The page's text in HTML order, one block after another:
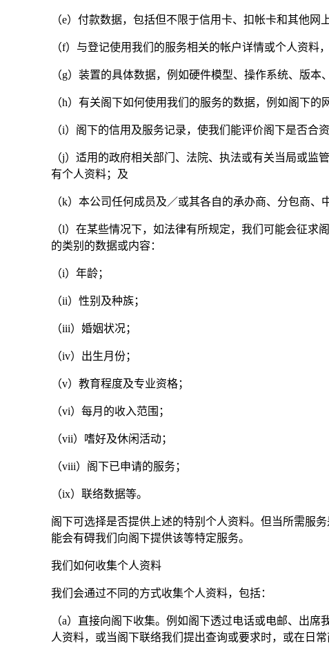
（e）付款数据，包括但不限于信用卡、扣帐卡和其他网
（f）与登记使用我们的服务相关的帐户详情或个人资料
（g）装置的具体数据，例如硬件模型、操作系统、版
（h）有关阁下如何使用我们的服务的数据，例如阁下
（i）阁下的信用及服务记录，使我们能评价阁下是否合
（j）适用的政府相关部门、法院、执法或有关当局或
有个人资料；及
（k）本公司任何成员及／或其各自的承办商、分包商
（l）在某些情况下，如法律有所规定，我们可能会征
的类别的数据或内容：
（i）年龄；
（ii）性别及种族；
（iii）婚姻状况；
（iv）出生月份；
（v）教育程度及专业资格；
（vi）每月的收入范围；
（vii）嗜好及休闲活动；
（viii）阁下已申请的服务；
（ix）联络数据等。
阁下可选择是否提供上述的特别个人资料。但当所需服
能会有碍我们向阁下提供该等特定服务。
我们如何收集个人资料
我们会通过不同的方式收集个人资料，包括：
（a）直接向阁下收集。例如阁下透过电话或电邮、出
人资料，或当阁下联络我们提出查询或要求时，或在日